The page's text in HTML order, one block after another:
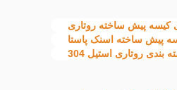
کیسه پیش ساخته روتاری
پیش ساخته اسنک پاستا
بندی روتاری استیل 304